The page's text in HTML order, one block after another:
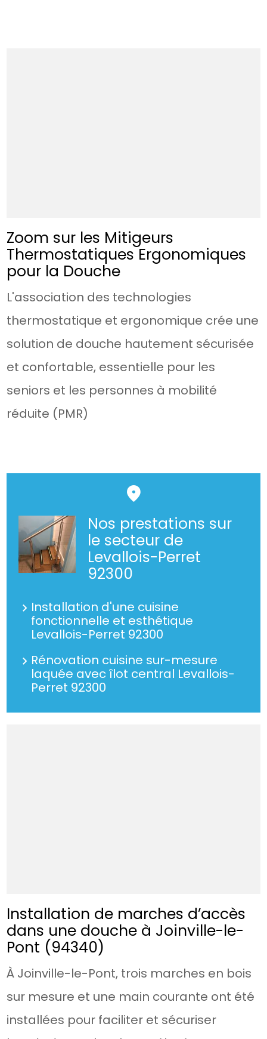
Zoom sur les Mitigeurs
Thermostatiques Ergonomiques
pour la Douche
L'association des technologies
thermostatique et ergonomique crée une
solution de douche hautement sécurisée
et confortable, essentielle pour les
seniors et les personnes à mobilité
réduite (PMR)
Nos prestations sur
le secteur de
Levallois-Perret
92300
Installation d'une cuisine
fonctionnelle et esthétique
Levallois-Perret 92300
Rénovation cuisine sur-mesure
laquée avec îlot central Levallois-
Perret 92300
Installation de marches d’accès
dans une douche à Joinville-le-
Pont (94340)
À Joinville-le-Pont, trois marches en bois
sur mesure et une main courante ont été
installées pour faciliter et sécuriser